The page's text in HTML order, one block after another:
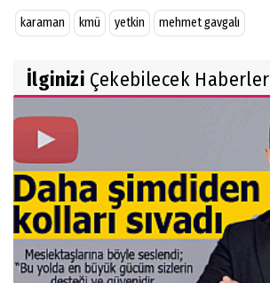
karaman kmü yetkin mehmet gavgalı
İlginizi Çekebilecek Haberler